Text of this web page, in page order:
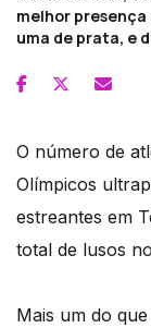
melhor
uma de prata, e
O número de
Olímpicos
estreantes em
total de lusos
Mais um do